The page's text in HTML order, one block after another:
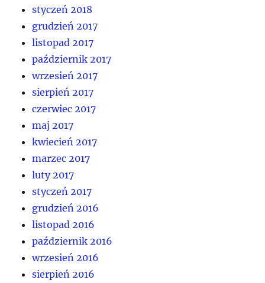
styczeń 2018
grudzień 2017
listopad 2017
październik 2017
wrzesień 2017
sierpień 2017
czerwiec 2017
maj 2017
kwiecień 2017
marzec 2017
luty 2017
styczeń 2017
grudzień 2016
listopad 2016
październik 2016
wrzesień 2016
sierpień 2016